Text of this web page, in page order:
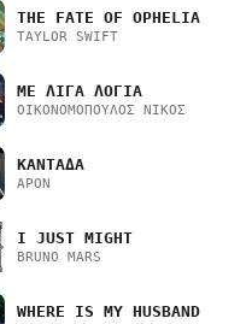
THE FATE OF OPHELIA
TAYLOR SWIFT
ΜΕ ΛΙΓΑ ΛΟΓΙΑ
ΟΙΚΟΝΟΜΟΠΟΥΛΟΣ ΝΙΚΟΣ
ΚΑΝΤΑΔΑ
APON
I JUST MIGHT
BRUNO MARS
WHERE IS MY HUSBAND